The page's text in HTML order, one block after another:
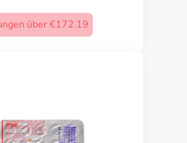
über €172.19